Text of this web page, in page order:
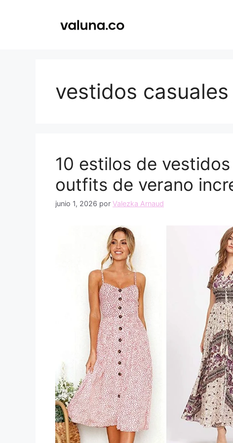
vestidos
10 estilos de
outfits de verano
junio 1, 2026 por Valezka Arnaud